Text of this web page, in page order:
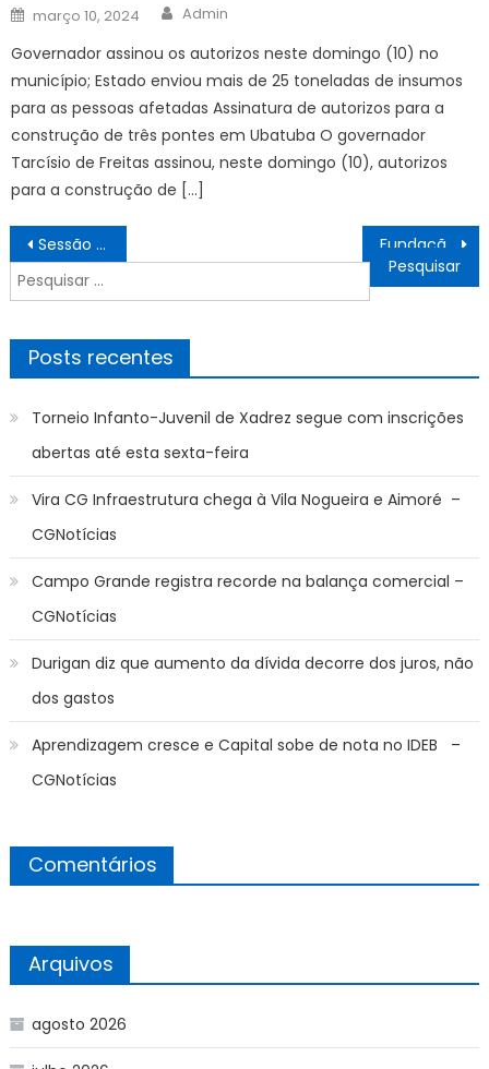
Posted
on
março 10, 2024 Author
Admin
Governador assinou os autorizos neste domingo (10) no
município; Estado enviou mais de 25 toneladas de insumos
para as pessoas afetadas Assinatura de autorizos para a
construção de três pontes em Ubatuba O governador
Tarcísio de Freitas assinou, neste domingo (10), autorizos
para a construção de […]
Navegação
de
Post
Sessão da Tarde exibe Hoje Sexta (20/09) na Globo qual filme?
Pesquisar
por:
Posts recentes
Torneio Infanto-Juvenil de Xadrez segue com inscrições
abertas até esta sexta-feira
Vira CG Infraestrutura chega à Vila Nogueira e Aimoré –
CGNotícias
Campo Grande registra recorde na balança comercial –
CGNotícias
Durigan diz que aumento da dívida decorre dos juros, não
dos gastos
Aprendizagem cresce e Capital sobe de nota no IDEB –
CGNotícias
Comentários
Arquivos
agosto 2026